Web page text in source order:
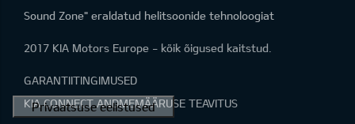
Sound Zone" eraldatud helitsoonide tehnoloogiat
2017 KIA Motors Europe - kõik õigused kaitstud.
GARANTIITINGIMUSED
KIA CONNECT ANDMEMÄÄRUSE TEAVITUS